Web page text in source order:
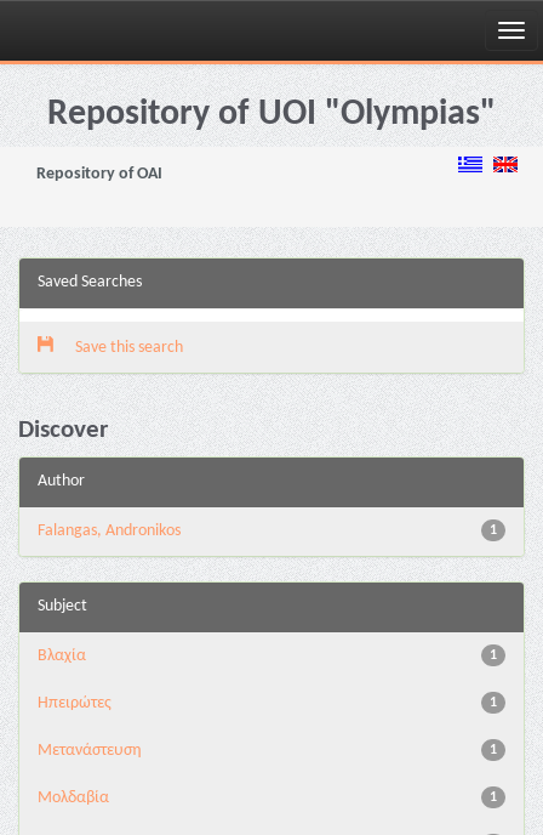
Skip
navigationRepository of UOI "Olympias"
Repository of OAI
Saved Searches
Save this search
Discover
Author
1
Falangas, Andronikos
Subject
1
Βλαχία
1
Ηπειρώτες
1
Μετανάστευση
1
Μολδαβία